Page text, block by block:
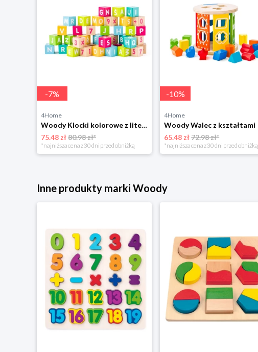
-7%
4Home
Woody Klocki kolorowe z literkami i cyferkami, 40 szt.
75.48 zł80.98 zł*
*najniższa cena z 30 dni przed obniżką
-10%
4Home
Woody Walec z kształtami
65.48 zł72.98 zł*
*najniższa cena z 30 dni przed obniżką
Inne produkty marki Woody